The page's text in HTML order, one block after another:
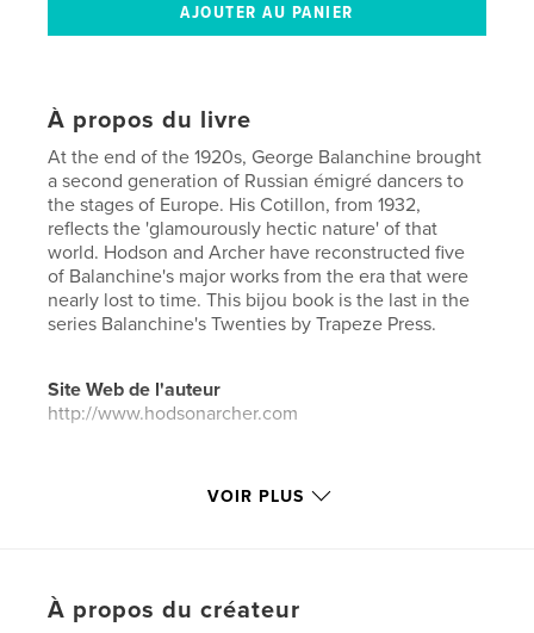
À propos du livre
At the end of the 1920s, George Balanchine brought
a second generation of Russian émigré dancers to
the stages of Europe. His Cotillon, from 1932,
reflects the 'glamourously hectic nature' of that
world. Hodson and Archer have reconstructed five
of Balanchine's major works from the era that were
nearly lost to time. This bijou book is the last in the
series Balanchine's Twenties by Trapeze Press.
Site Web de l'auteur
http://www.hodsonarcher.com
Caractéristiques et détails
Format choisi:Petit carré, 18×18 cm
# de pages: 62
VOIR PLUS
À propos du créateur